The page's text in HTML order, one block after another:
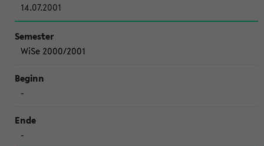
14.07.2001
WiSe 2000/2001
-
-